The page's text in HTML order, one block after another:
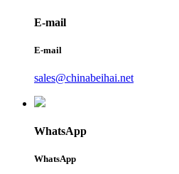
E-mail
E-mail
sales@chinabeihai.net
WhatsApp
WhatsApp